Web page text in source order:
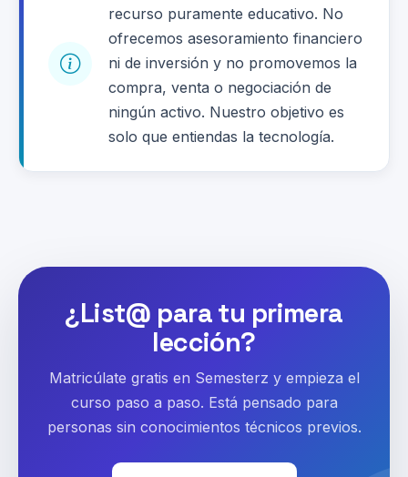
recurso puramente educativo. No
ofrecemos asesoramiento financiero
ni de inversión y no promovemos la
compra, venta o negociación de
ningún activo. Nuestro objetivo es
solo que entiendas la tecnología.
¿List@ para tu primera
lección?
Matricúlate gratis en Semesterz y empieza el
curso paso a paso. Está pensado para
personas sin conocimientos técnicos previos.